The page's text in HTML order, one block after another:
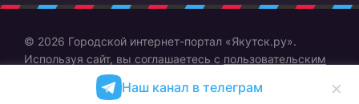
© 2026 Городской интернет-портал «Якутск.ру».
Используя сайт, вы соглашаетесь с пользовательским
соглашением
Наш канал в телеграм ×